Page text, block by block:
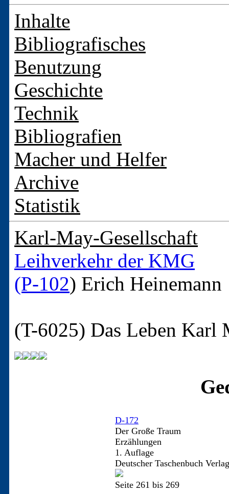
Inhalte
Bibliografisches
Benutzung
Geschichte
Technik
Bibliografien
Macher und Helfer
Archive
Statistik
Karl-May-Gesellschaft
Leihverkehr der KMG
(P-102) Erich Heinemann
(T-6025) Das Leben Karl
D-172
Der Große Traum
Erzählungen
1. Auflage
Deutscher Taschenbuch
Seite 261 bis 269